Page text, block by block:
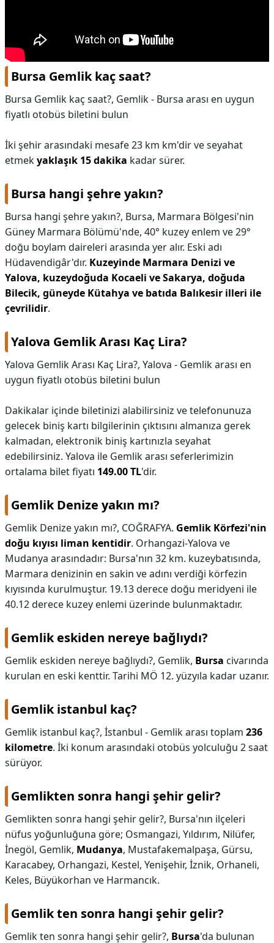
Bursa Gemlik kaç saat?
Bursa Gemlik kaç saat?, Gemlik - Bursa arası en uygun
fiyatlı otobüs biletini bulun
İki şehir arasındaki mesafe 23 km km'dir ve seyahat
etmekyaklaşık 15 dakika kadar sürer.
Bursa hangi şehre yakın?
Bursa hangi şehre yakın?, Bursa, Marmara Bölgesi'nin
Güney Marmara Bölümü'nde, 40° kuzey enlem ve 29°
doğu boylam daireleri arasında yer alır. Eski adı
Hüdavendigâr'dır. Kuzeyinde Marmara Denizi ve
Yalova, kuzeydoğuda Kocaeli ve Sakarya, doğuda
Bilecik, güneyde Kütahya ve batıda Balıkesir illeri ile
çevrilidir.
Yalova Gemlik Arası Kaç Lira?
Yalova Gemlik Arası Kaç Lira?, Yalova - Gemlik arası en
uygun fiyatlı otobüs biletini bulun
Dakikalar içinde biletinizi alabilirsiniz ve telefonunuza
gelecek biniş kartı bilgilerinin çıktısını almanıza gerek
kalmadan, elektronik biniş kartınızla seyahat
edebilirsiniz. Yalova ile Gemlik arası seferlerimizin
ortalama bilet fiyatı 149.00 TL'dir.
Gemlik Denize yakın mı?
Gemlik Denize yakın mı?, COĞRAFYA. Gemlik Körfezi'nin
doğu kıyısı liman kentidir. Orhangazi-Yalova ve
Mudanya arasındadır: Bursa'nın 32 km. kuzeybatısında,
Marmara denizinin en sakin ve adını verdiği körfezin
kıyısında kurulmuştur. 19.13 derece doğu meridyeni ile
40.12 derece kuzey enlemi üzerinde bulunmaktadır.
Gemlik eskiden nereye bağlıydı?
Gemlik eskiden nereye bağlıydı?, Gemlik, Bursa civarında
kurulan en eski kenttir. Tarihi MÖ 12. yüzyıla kadar uzanır.
Gemlik istanbul kaç?
Gemlik istanbul kaç?, İstanbul - Gemlik arası toplam 236
kilometre. İki konum arasındaki otobüs yolculuğu 2 saat
sürüyor.
Gemlikten sonra hangi şehir gelir?
Gemlikten sonra hangi şehir gelir?, Bursa'nın ilçeleri
nüfus yoğunluğuna göre; Osmangazi, Yıldırım, Nilüfer,
İnegöl, Gemlik, Mudanya, Mustafakemalpaşa, Gürsu,
Karacabey, Orhangazi, Kestel, Yenişehir, İznik, Orhaneli,
Keles, Büyükorhan ve Harmancık.
Gemlik ten sonra hangi şehir gelir?
Gemlik ten sonra hangi şehir gelir?, Bursa'da bulunan